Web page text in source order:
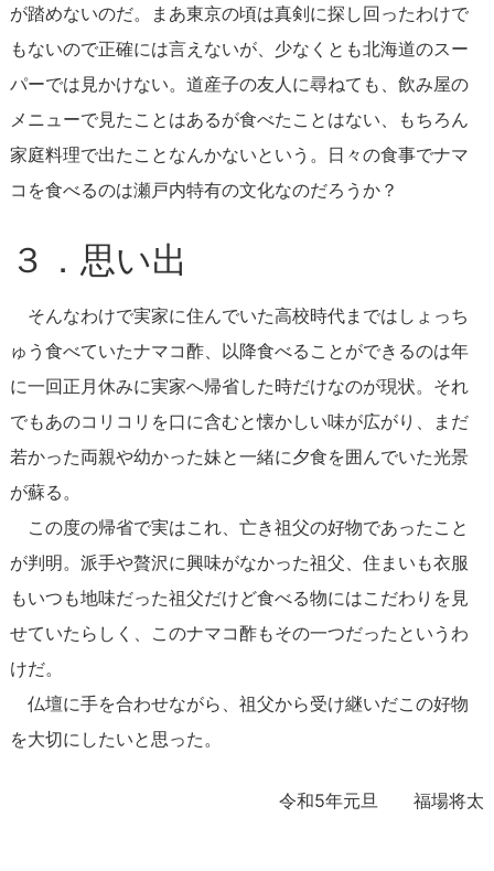
が踏めないのだ。まあ東京の頃は真剣に探し回ったわけで
もないので正確には言えないが、少なくとも北海道のスー
パーでは見かけない。道産子の友人に尋ねても、飲み屋の
メニューで見たことはあるが食べたことはない、もちろん
家庭料理で出たことなんかないという。日々の食事でナマ
コを食べるのは瀬戸内特有の文化なのだろうか？
３．思い出
そんなわけで実家に住んでいた高校時代まではしょっち
ゅう食べていたナマコ酢、以降食べることができるのは年
に一回正月休みに実家へ帰省した時だけなのが現状。それ
でもあのコリコリを口に含むと懐かしい味が広がり、まだ
若かった両親や幼かった妹と一緒に夕食を囲んでいた光景
が蘇る。
この度の帰省で実はこれ、亡き祖父の好物であったこと
が判明。派手や贅沢に興味がなかった祖父、住まいも衣服
もいつも地味だった祖父だけど食べる物にはこだわりを見
せていたらしく、このナマコ酢もその一つだったというわ
けだ。
仏壇に手を合わせながら、祖父から受け継いだこの好物
を大切にしたいと思った。
令和5年元旦 福場将太